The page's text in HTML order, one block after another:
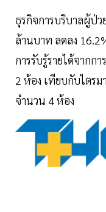
ธุรกิจการบริบาลผู้ป่
ล้านบาท ลดลง
การรับรู้รายได้จากก
2 ห้อง เทียบกับไตร
จำนวน 4 ห้อง